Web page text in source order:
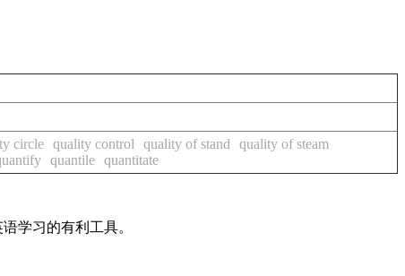
circle quality control quality of stand
quality of steam
quantile quantitate
学习的有利工具。